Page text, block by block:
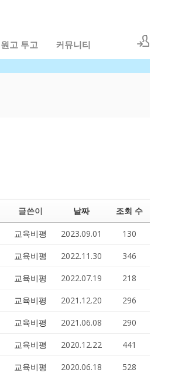
원고 투고 커뮤니티
글쓴이 날짜 조회 수
교육비평 2023.09.01
130
교육비평 2022.11.30
346
교육비평 2022.07.19
218
교육비평 2021.12.20
296
교육비평 2021.06.08
290
교육비평 2020.12.22
441
교육비평 2020.06.18
528